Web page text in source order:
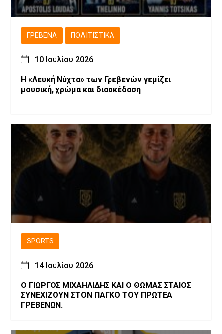
ΓΡΕΒΕΝΆ ΠΟΛΙΤΙΣΤΙΚΆ
10 Ιουλίου 2026
Η «Λευκή Νύχτα» των Γρεβενών γεμίζει
μουσική, χρώμα και διασκέδαση
SPORTS
14 Ιουλίου 2026
Ο ΓΙΩΡΓΟΣ ΜΙΧΑΗΛΙΔΗΣ ΚΑΙ Ο ΘΩΜΑΣ ΣΤΑΙΟΣ
ΣΥΝΕΧΙΖΟΥΝ ΣΤΟΝ ΠΑΓΚΟ ΤΟΥ ΠΡΩΤΕΑ
ΓΡΕΒΕΝΩΝ.